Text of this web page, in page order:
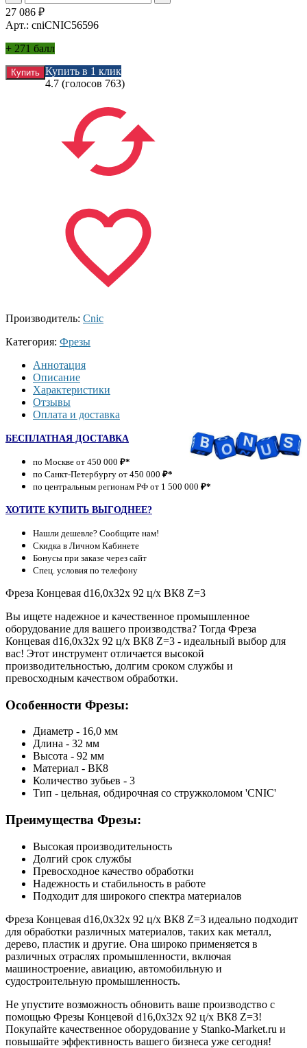
27 086 ₽
Арт.: cniCNIC56596
+ 271 балл
Купить в 1 клик
4.7 (голосов 763)
Производитель: Cnic
Категория: Фрезы
Аннотация
Описание
Характеристики
Отзывы
Оплата и доставка
БЕСПЛАТНАЯ ДОСТАВКА
по Москве от 450 000 ₽*
по Санкт-Петербургу от 450 000 ₽*
по центральным регионам РФ от 1 500 000 ₽*
ХОТИТЕ КУПИТЬ ВЫГОДНЕЕ?
Нашли дешевле? Сообщите нам!
Скидка в Личном Кабинете
Бонусы при заказе через сайт
Спец. условия по телефону
Фреза Концевая d16,0х32х 92 ц/х ВК8 Z=3
Вы ищете надежное и качественное промышленное
оборудование для вашего производства? Тогда Фреза
Концевая d16,0х32х 92 ц/х ВК8 Z=3 - идеальный выбор для
вас! Этот инструмент отличается высокой
производительностью, долгим сроком службы и
превосходным качеством обработки.
Особенности Фрезы:
Диаметр - 16,0 мм
Длина - 32 мм
Высота - 92 мм
Материал - ВК8
Количество зубьев - 3
Тип - цельная, обдирочная со стружколомом 'CNIC'
Преимущества Фрезы:
Высокая производительность
Долгий срок службы
Превосходное качество обработки
Надежность и стабильность в работе
Подходит для широкого спектра материалов
Фреза Концевая d16,0х32х 92 ц/х ВК8 Z=3 идеально подходит
для обработки различных материалов, таких как металл,
дерево, пластик и другие. Она широко применяется в
различных отраслях промышленности, включая
машиностроение, авиацию, автомобильную и
судостроительную промышленность.
Не упустите возможность обновить ваше производство с
помощью Фрезы Концевой d16,0х32х 92 ц/х ВК8 Z=3!
Покупайте качественное оборудование у Stanko-Market.ru и
повышайте эффективность вашего бизнеса уже сегодня!